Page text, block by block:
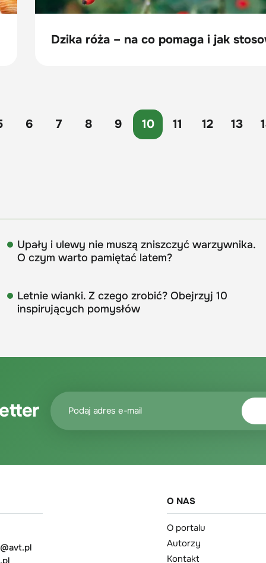
Dzika róża – na co pomaga i jak
6 7 8 9 10 11 12 13
Upały i ulewy nie muszą zniszczyć warzywnika.
O czym warto pamiętać latem?
Letnie wianki. Z czego zrobić? Obejrzyj 10
inspirujących pomysłów
O NAS
O portalu
Autorzy
Kontakt